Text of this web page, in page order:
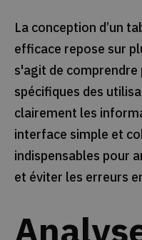
La conception d’un
efficace repose sur
s'agit de
spécifiques des
clairement les
interface simple et
indispensables pour
et éviter les erreurs